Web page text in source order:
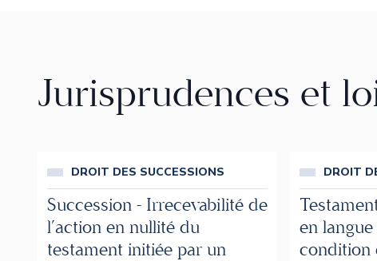
Jurisprudences et
DROIT DES SUCCESSIONS
Succession - Irrecevabilité de
l’action en nullité du
testament initiée par un
DROIT
en
condition